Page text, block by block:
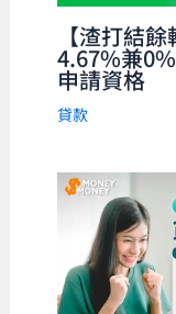
【渣打結
4.67%兼
申請資格
貸款